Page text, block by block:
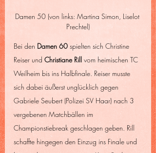
Damen 50 (von links: Martina Simon, Liselot
Prechtel)
Bei den Damen 60 spielten sich Christine
Reiser und Christiane Rill vom heimischen TC
Weilheim bis ins Halbfinale. Reiser musste
sich dabei äußerst unglücklich gegen
Gabriele Seubert (Polizei SV Haar) nach 3
vergebenen Matchbällen im
Championstiebreak geschlagen geben. Rill
schaffte hingegen den Einzug ins Finale und